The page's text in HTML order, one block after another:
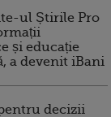
ul Știrile Pro
și educație
a devenit iBani
decizii